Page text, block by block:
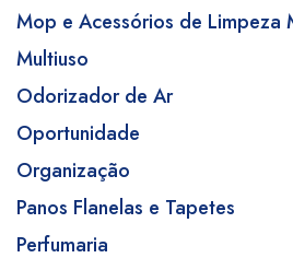
Mop e Acessórios de Limpeza
Multiuso
Odorizador de Ar
Oportunidade
Organização
Panos Flanelas e Tapetes
Perfumaria